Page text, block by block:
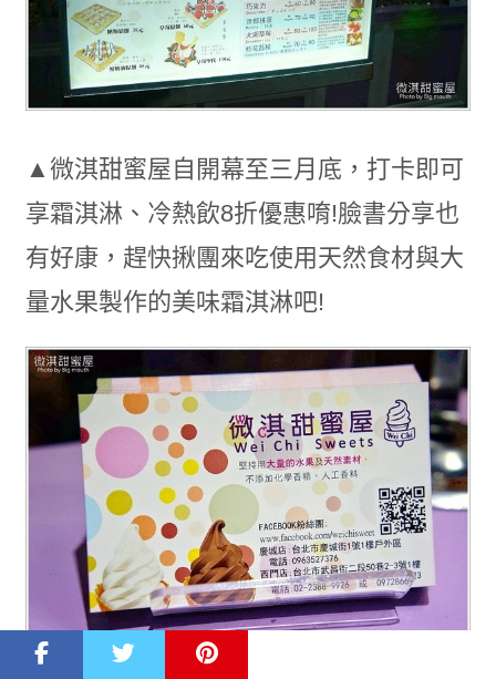
▲微淇甜蜜屋自開幕至三月底，打卡即可
享霜淇淋、冷熱飲8折優惠唷!臉書分享也
有好康，趕快揪團來吃使用天然食材與大
量水果製作的美味霜淇淋吧!